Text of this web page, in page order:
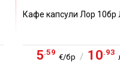
Кафе капсули Лор
5.59
€/бр / 10.93